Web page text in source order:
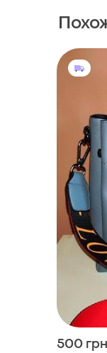
500 грн